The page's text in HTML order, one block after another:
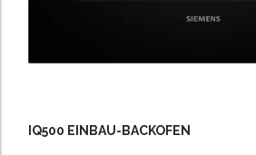
IQ500 EINBAU-BACKOFEN